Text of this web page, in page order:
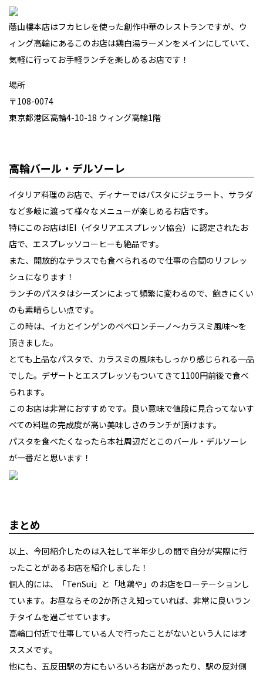
蔭山樓本店はフカヒレを使った創作中華のレストランですが、ウ
ィング高輪にあるこのお店は鶏白湯ラーメンをメインにしていて、
気軽に行ってお手軽ランチを楽しめるお店です！
場所
〒108-0074
東京都港区高輪4-10-18 ウィング高輪1階
高輪バール・デルソーレ
イタリア料理のお店で、ディナーではパスタにジェラート、サラダ
など多岐に渡って様々なメニューが楽しめるお店です。
特にこのお店はIEI（イタリアエスプレッソ協会）に認定されたお
店で、エスプレッソコーヒーも絶品です。
また、開放的なテラスでも食べられるので仕事の合間のリフレッ
シュになります！
ランチのパスタはシーズンによって頻繁に変わるので、飽きにくい
のも素晴らしい点です。
この時は、イカとインゲンのペペロンチーノ～カラスミ風味～を
頂きました。
とても上品なパスタで、カラスミの風味もしっかり感じられる一品
でした。デザートとエスプレッソもついてきて1100円前後で食べ
られます。
このお店は非常におすすめです。良い意味で値段に見合ってないす
べての料理の完成度が高い美味しさのランチが頂けます。
パスタを食べたくなったら本社周辺だとこのバール・デルソーレ
が一番だと思います！
まとめ
以上、今回紹介したのは入社して半年少しの間で自分が実際に行
ったことがあるお店を紹介しました！
個人的には、「TenSui」と「地鶏や」のお店をローテーションし
ています。お昼ならその2か所さえ知っていれば、非常に良いラン
チタイムを過ごせています。
高輪口付近で仕事している人で行ったことがないという人にはオ
ススメです。
他にも、五反田駅の方にもいろいろお店があったり、駅の反対側